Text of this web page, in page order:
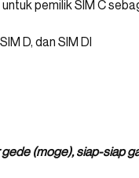
pemilik SIM C
D, dan SIM DI
(moge), siap-siap